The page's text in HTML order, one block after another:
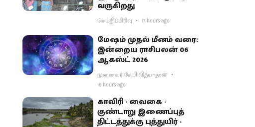
வருகிறது
செய்திப்பிரிவு 17 hours ago
மேஷம் முதல் மீனம் வரை:
இன்றைய ராசிபலன் 06
ஆகஸ்ட் 2026
முனைவர் கே.பி.வித்யாதரன்
16 hours ago
காவிரி - வைகை -
குண்டாறு இணைப்புத்
திட்டத்துக்கு புத்துயிர் -